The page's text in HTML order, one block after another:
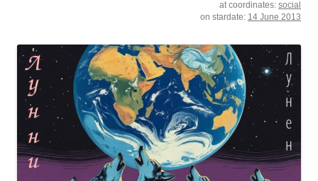
at coordinates: social
on stardate: 14 June 2013